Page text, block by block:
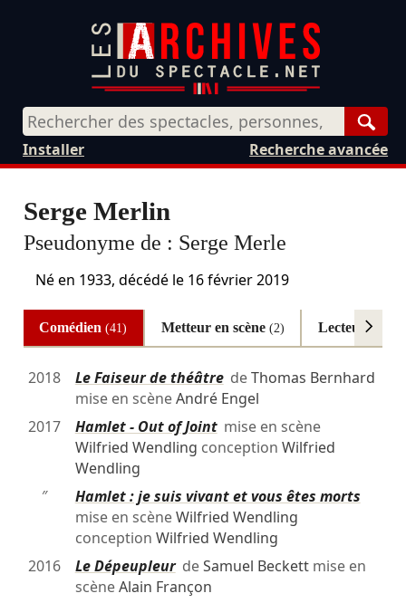
Recherche avancée
Installer
Serge Merlin
Pseudonyme de : Serge Merle
Né en 1933, décédé le 16 février 2019
Comédien(41) Metteur en scène (2) Lecteur(2)
2018 Le Faiseur de théâtredeThomas Bernhard
mise en scèneAndré Engel
2017
Hamlet - Out of Jointmise en scène
Wilfried Wendling conception Wilfried
Wendling
″
Hamlet : je suis vivant et vous êtes morts
mise en scèneWilfried Wendling
conception Wilfried Wendling
2016
Le DépeupleurdeSamuel Beckettmise en
scèneAlain Françon